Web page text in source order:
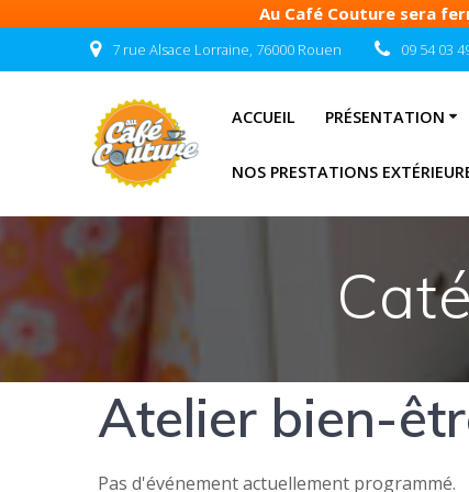
Au Café Couture sera
au
7 rue Alsace Lorraine, 76000 Rouen 09 54 03
ACCUEIL PRÉSENTATION
NOS PRESTATIONS
Atelier bien-
Pas d'événement actuellement programmé.